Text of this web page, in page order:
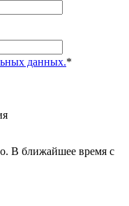
данных.*
В ближайшее время с